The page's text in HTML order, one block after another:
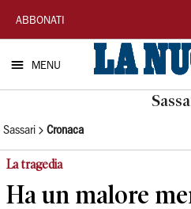
La
Nuova
Sardegna
ABBONATI
MENU
Sassari Cronaca
La tragedia
Ha un malore